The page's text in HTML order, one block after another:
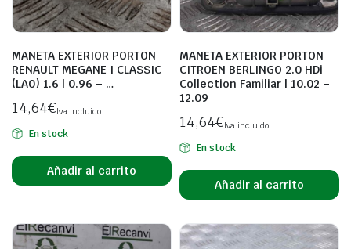
MANETA EXTERIOR PORTON
RENAULT MEGANE I CLASSIC
(LA0) 1.6 | 0.96 – …
14,64€Iva incluido
En stock
Añadir al carrito
MANETA EXTERIOR PORTON
CITROEN BERLINGO 2.0 HDi
Collection Familiar | 10.02 –
12.09
14,64€Iva incluido
En stock
Añadir al carrito